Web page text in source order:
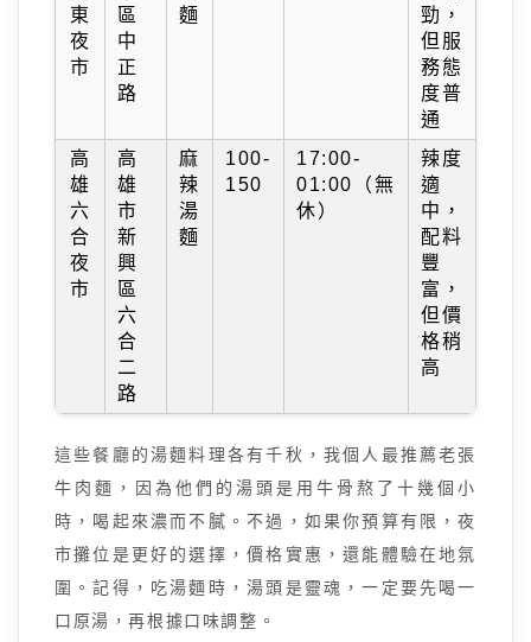
東
夜
市
區
中
正
路
麵
勁，
但服
務態
度普
通
高
雄
六
合
夜
市
高
雄
市
新
興
區
六
合
二
路
麻
辣
湯
麵
100-
150
17:00-
01:00（無
休）
辣度
適
中，
配料
豐
富，
但價
格稍
高
這些餐廳的湯麵料理各有千秋，我個人最推薦老張
牛肉麵，因為他們的湯頭是用牛骨熬了十幾個小
時，喝起來濃而不膩。不過，如果你預算有限，夜
市攤位是更好的選擇，價格實惠，還能體驗在地氛
圍。記得，吃湯麵時，湯頭是靈魂，一定要先喝一
口原湯，再根據口味調整。